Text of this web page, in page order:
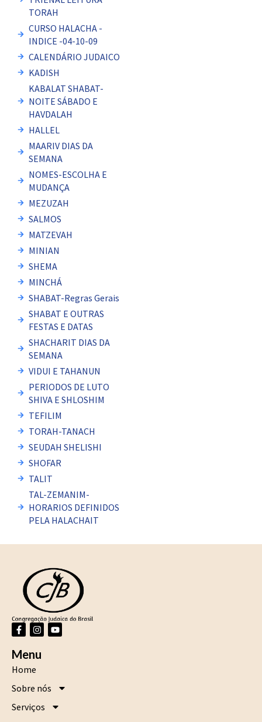
TORAH
CURSO HALACHA -
INDICE -04-10-09
CALENDÁRIO JUDAICO
KADISH
KABALAT SHABAT-
NOITE SÁBADO E
HAVDALAH
HALLEL
MAARIV DIAS DA
SEMANA
NOMES-ESCOLHA E
MUDANÇA
MEZUZAH
SALMOS
MATZEVAH
MINIAN
SHEMA
MINCHÁ
SHABAT-Regras Gerais
SHABAT E OUTRAS
FESTAS E DATAS
SHACHARIT DIAS DA
SEMANA
VIDUI E TAHANUN
PERIODOS DE LUTO
SHIVA E SHLOSHIM
TEFILIM
TORAH-TANACH
SEUDAH SHELISHI
SHOFAR
TALIT
TAL-ZEMANIM-
HORARIOS DEFINIDOS
PELA HALACHAIT
F
a
e
b
o
k
f
I
n
t
a
a
Y
o
Menu
Home
Sobre nós
Serviços